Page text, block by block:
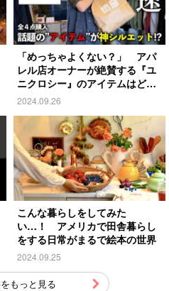
「めっちゃよくない？」 アパ
レル店オーナーが絶賛する『ユ
ニクロシー』のアイテムはど
れ？
2024.09.26
こんな暮らしをしてみた
い…！ アメリカで田舎暮らし
をする日常がまるで絵本の世界
2024.09.25
もっと見る